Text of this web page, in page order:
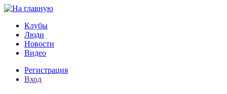
Перейти к основному содержанию
Клубы
Люди
Новости
Видео
Регистрация
Вход